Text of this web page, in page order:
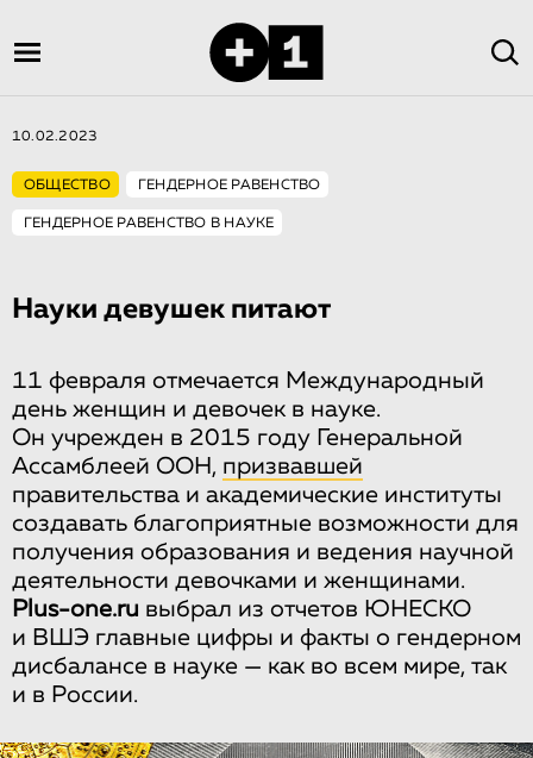
10.02.2023
ОБЩЕСТВО ГЕНДЕРНОЕ РАВЕНСТВО
ГЕНДЕРНОЕ РАВЕНСТВО В НАУКЕ
Науки девушек питают
11 февраля отмечается Международный
день женщин и девочек в науке.
Он учрежден в 2015 году Генеральной
Ассамблеей ООН, призвавшей
правительства и академические институты
создавать благоприятные возможности для
получения образования и ведения научной
деятельности девочками и женщинами.
Plus-one.ru выбрал из отчетов ЮНЕСКО
и ВШЭ главные цифры и факты о гендерном
дисбалансе в науке — как во всем мире, так
и в России.